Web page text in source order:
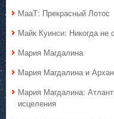
МааТ: Прекрасный Лотос
Майк Куинси: Никогда не
Мария Магдалина
Мария Магдалина и
Мария Магдалина:
исцеления